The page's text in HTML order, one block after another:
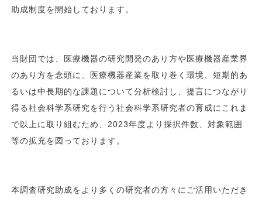
助成制度を開始しております。
当財団では、医療機器の研究開発のあり方や医療機器産業界
のあり方を念頭に、医療機器産業を取り巻く環境、短期的あ
るいは中長期的な課題について分析検討し、提言につながり
得る社会科学系研究を行う社会科学系研究者の育成にこれま
で以上に取り組むため、2023年度より採択件数、対象範囲
等の拡充を図っております。
本調査研究助成をより多くの研究者の方々にご活用いただき